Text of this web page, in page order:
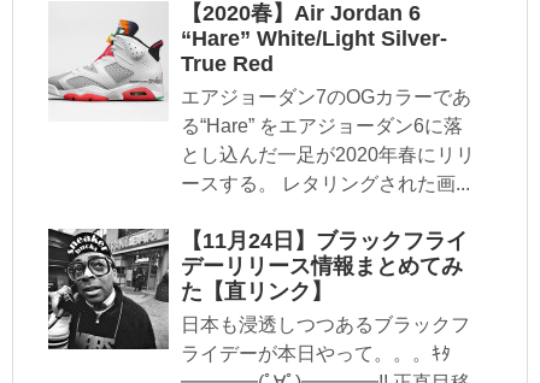
【2020春】Air Jordan 6
“Hare” White/Light Silver-
True Red
エアジョーダン7のOGカラーであ
る“Hare” をエアジョーダン6に落
とし込んだ一足が2020年春にリリ
ースする。 レタリングされた画...
【11月24日】ブラックフライ
デーリリース情報まとめてみ
た【直リンク】
日本も浸透しつつあるブラックフ
ライデーが本日やって。。。ｷﾀ